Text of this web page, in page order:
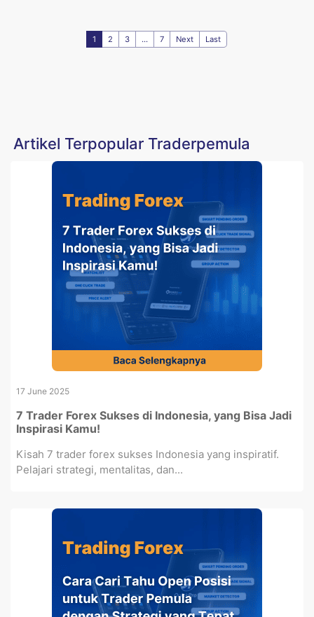
1 2 3 ... 7 Next Last
Artikel Terpopular Traderpemula
17 June 2025
7 Trader Forex Sukses di Indonesia, yang Bisa Jadi
Inspirasi Kamu!
Kisah 7 trader forex sukses Indonesia yang inspiratif.
Pelajari strategi, mentalitas, dan...